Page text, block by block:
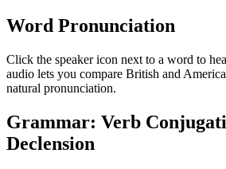
Word Pronunciation
Click the speaker icon next to a word to
audio lets you compare British and
natural pronunciation.
Grammar: Verb
Declension